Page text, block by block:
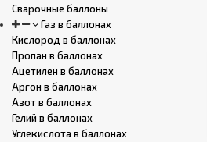
Сварочные баллоны
Газ в баллонах
Кислород в баллонах
Пропан в баллонах
Ацетилен в баллонах
Аргон в баллонах
Азот в баллонах
Гелий в баллонах
Углекислота в баллонах